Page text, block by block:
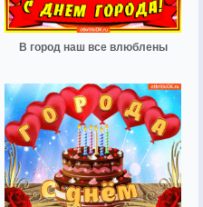
В город наш все влюблены